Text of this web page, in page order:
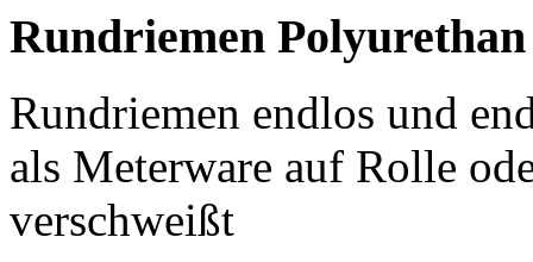
Rundriemen Polyurethan
Rundriemen endlos und
als Meterware auf Rolle
verschweißt